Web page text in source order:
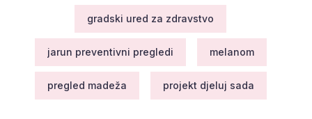
gradski ured za zdravstvo
jarun preventivni pregledi melanom
pregled madeža projekt djeluj sada